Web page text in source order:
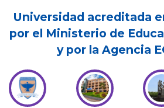
Universidad acreditada
por el Ministerio de
y por la Agencia